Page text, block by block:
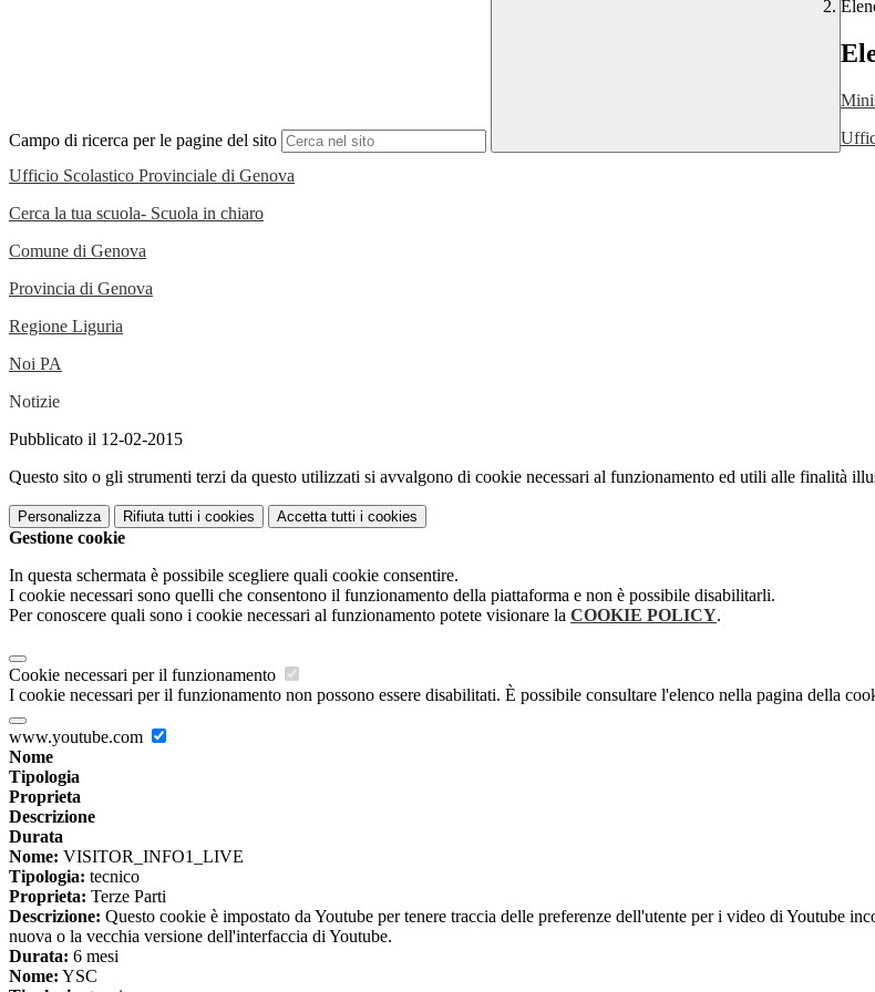
Campo di ricerca per le pagine del sito
Ufficio Scolastico Provinciale di Genova
Cerca la tua scuola- Scuola in chiaro
Comune di Genova
Provincia di Genova
Regione Liguria
Noi PA
Notizie
Pubblicato il 12-02-2015
Questo sito o gli strumenti terzi da questo utilizzati si avvalgono di cookie necessari al funzionamento ed utili alle finalità
Personalizza Rifiuta tutti i cookies Accetta tutti i cookies
Gestione cookie
In questa schermata è possibile scegliere quali cookie consentire.
I cookie necessari sono quelli che consentono il funzionamento della piattaforma e non è possibile disabilitarli.
Per conoscere quali sono i cookie necessari al funzionamento potete visionare la COOKIE POLICY.
Cookie necessari per il funzionamento
I cookie necessari per il funzionamento non possono essere disabilitati. È possibile consultare l'elenco nella pagina della
www.youtube.com
Nome
Tipologia
Proprieta
Descrizione
Durata
Nome: VISITOR_INFO1_LIVE
Tipologia: tecnico
Proprieta: Terze Parti
Descrizione: Questo cookie è impostato da Youtube per tenere traccia delle preferenze dell'utente per i video di Youtube
nuova o la vecchia versione dell'interfaccia di Youtube.
Durata: 6 mesi
Nome: YSC